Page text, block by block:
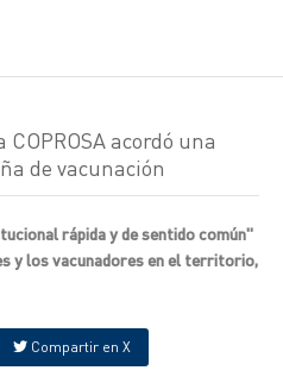
acordó una
de vacunación
rápida y de sentido común"
y los vacunadores en el territorio,
Compartir en X